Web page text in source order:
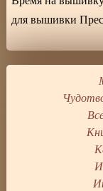
для вышивки